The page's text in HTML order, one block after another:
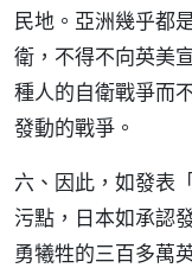
民地。亞洲幾乎都
衛，不得不向英美
種人的自衛戰爭而
發動的戰爭。
六、因此，如發表
污點，日本如承認
勇犧牲的三百多萬